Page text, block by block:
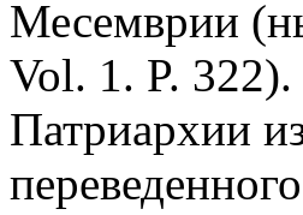
Месемврии
Vol. 1. P.
Патриархии